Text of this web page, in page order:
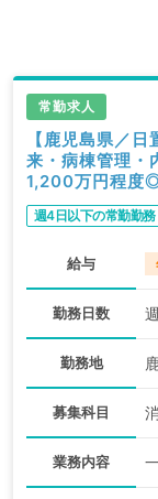
常勤求人
【鹿児島県／
来・病棟管理・
1,200万円程度◎
週4日以下の常勤勤務
給与
勤務日数
勤務地
募集科目
業務内容